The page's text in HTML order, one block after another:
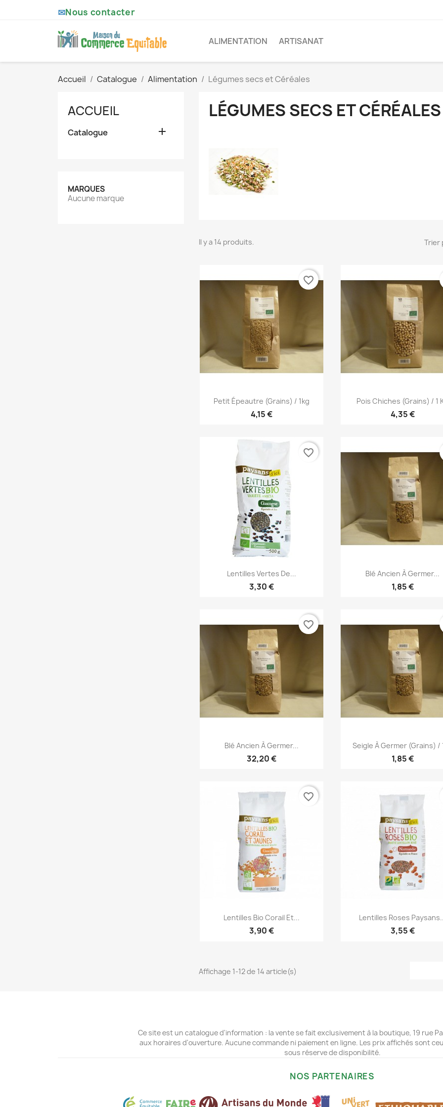
✉Nous contacter
ALIMENTATION ARTISANAT
Accueil Catalogue Alimentation Légumes secs et Céréales
ACCUEIL
Catalogue 
MARQUES
Aucune marque
LÉGUMES SECS ET CÉRÉALES
Il y a 14 produits. Trier
Aperçu rapide
Petit Épeautre (grains) / 1kg
4,15 €
favorite_border
Aperçu rapide
Pois Chiches (grains) / 1
4,35 €
Aperçu rapide
Lentilles Vertes De...
3,30 €
favorite_border
Aperçu rapide
Blé Ancien À Germer...
1,85 €
Aperçu rapide
Blé Ancien À Germer...
32,20 €
favorite_border
Aperçu rapide
Seigle À Germer (grains) /
1,85 €
Aperçu rapide
Lentilles Bio Corail Et...
3,90 €
favorite_border
Aperçu rapide
Lentilles Roses
3,55 €
Affichage 1-12 de 14 article(s)
Ce site est un catalogue d'information : la vente se fait exclusivement à la boutique, 19 rue
aux horaires d'ouverture. Aucune commande ni paiement en ligne. Les prix affichés sont
sous réserve de disponibilité.
NOS PARTENAIRES